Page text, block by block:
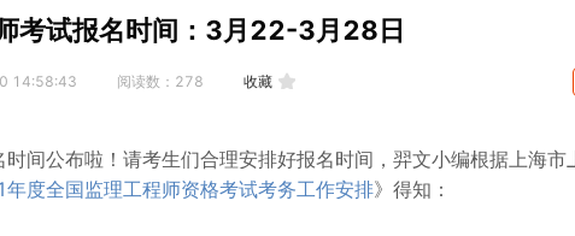
考试报名时间：3月22-3月28日
14:58:43 阅读数： 278 收藏
间公布啦！请考生们合理安排好报名时间，羿文小编根据上海市
度全国监理工程师资格考试考务工作安排》得知：